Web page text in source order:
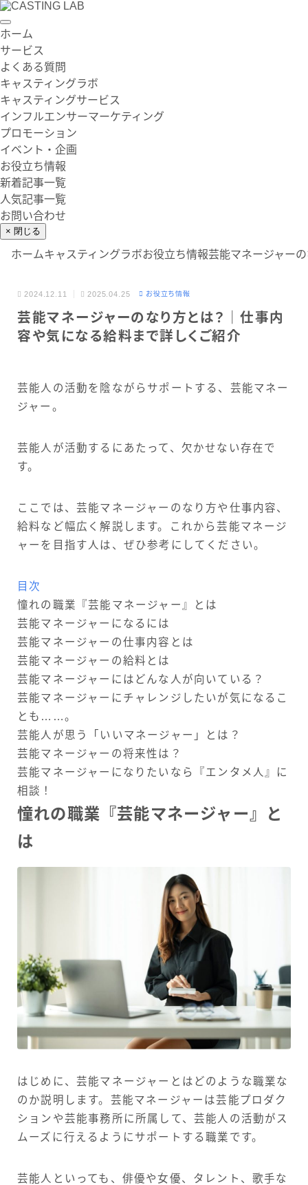
ホーム
サービス
よくある質問
キャスティングラボ
キャスティングサービス
インフルエンサーマーケティング
プロモーション
イベント・企画
お役立ち情報
新着記事一覧
人気記事一覧
お問い合わせ
× 閉じる
ホームキャスティングラボお役立ち情報芸能マネージャー
2024.12.11 2025.04.25 お役立ち情報
芸能マネージャーのなり方とは？｜仕事内
容や気になる給料まで詳しくご紹介
芸能人の活動を陰ながらサポートする、芸能マネー
ジャー。
芸能人が活動するにあたって、欠かせない存在で
す。
ここでは、芸能マネージャーのなり方や仕事内容、
給料など幅広く解説します。これから芸能マネージ
ャーを目指す人は、ぜひ参考にしてください。
目次
憧れの職業『芸能マネージャー』とは
芸能マネージャーになるには
芸能マネージャーの仕事内容とは
芸能マネージャーの給料とは
芸能マネージャーにはどんな人が向いている？
芸能マネージャーにチャレンジしたいが気になるこ
とも……。
芸能人が思う「いいマネージャー」とは？
芸能マネージャーの将来性は？
芸能マネージャーになりたいなら『エンタメ人』に
相談！
憧れの職業『芸能マネージャー』と
は
はじめに、芸能マネージャーとはどのような職業な
のか説明します。芸能マネージャーは芸能プロダク
ションや芸能事務所に所属して、芸能人の活動がス
ムーズに行えるようにサポートする職業です。
芸能人といっても、俳優や女優、タレント、歌手な